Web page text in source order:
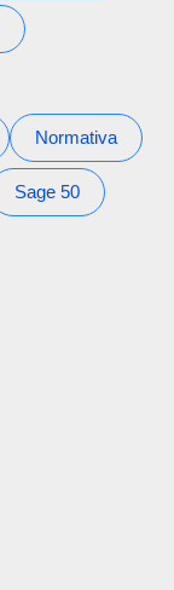
Normativa
Sage 50